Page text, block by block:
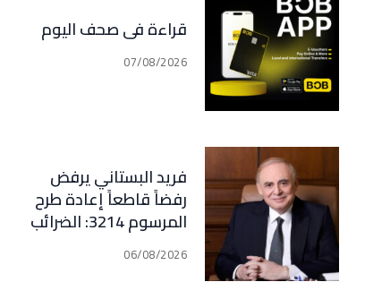
قراءة في صحف اليوم
07/08/2026
فريد البستاني يرفض
رفضاً قاطعاً إعادة طرح
المرسوم 3214: الضرائب
الجديدة تعرقل التعافي
الاقتصادي وتناقض
06/08/2026